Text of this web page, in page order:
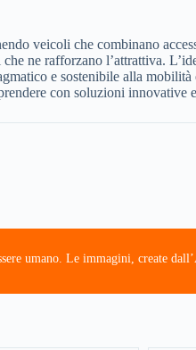
veicoli che combinano
ne rafforzano l’attrattiva.
e sostenibile alla
con soluzioni innovative
umano. Le immagini, create